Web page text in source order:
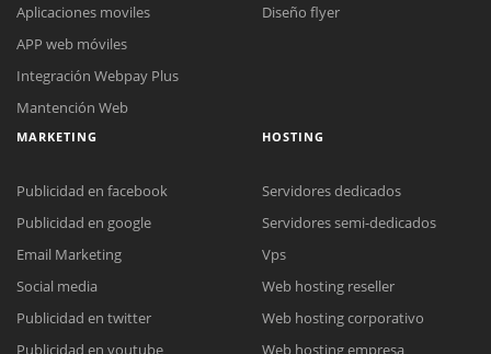
Reunión online
Nuestros ejecutivos le enviarán un correo electrónico con el enlace a
Chat Online
Aplicaciones moviles
APP web móviles
Integración Webpay Plus
Mantención Web
Diseño flyer
MARKETING
Publicidad en facebook
Publicidad en google
Email Marketing
Social media
Publicidad en twitter
Publicidad en youtube
HOSTING
Servidores dedicados
Servidores semi-dedicados
Vps
Web hosting reseller
Web hosting corporativo
Web hosting empresa